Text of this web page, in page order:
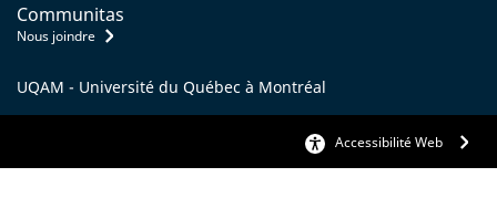
Communitas
Nous joindre
UQAM - Université du Québec à Montréal
Accessibilité Web